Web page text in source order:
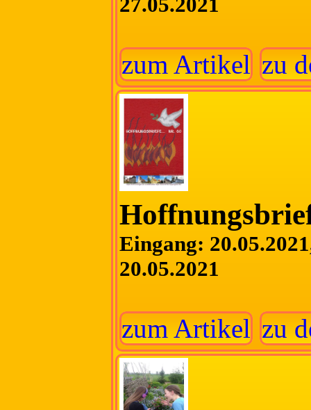
zum Artikel zu
Eingang:
20.05.2021
zum Artikel zu